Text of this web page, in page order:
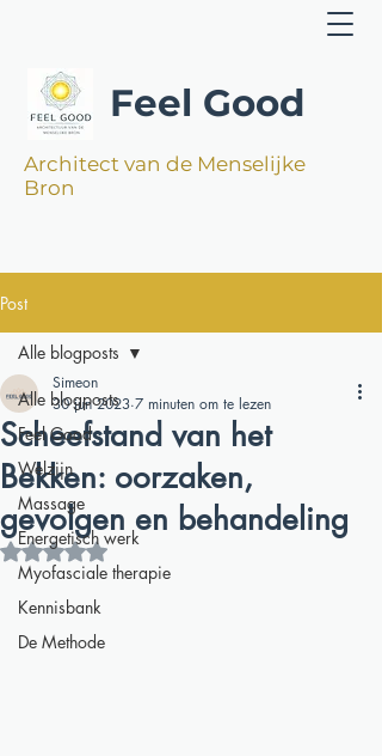
Feel Good
Architect van de Menselijke
Bron
Post
Alle blogposts
Feel Good
Welzijn
Massage
Energetisch werk
Myofasciale therapie
Kennisbank
De Methode
Alle blogposts
Scheefstand van het
Bekken: oorzaken,
gevolgen en behandeling
Simeon
30 jun 2023 7 minuten om te lezen
Beoordeeld met NaN uit 5 sterren.